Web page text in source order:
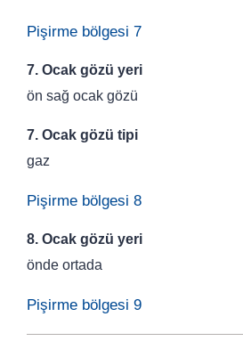
Pişirme bölgesi 7
7. Ocak gözü yeri
ön sağ ocak gözü
7. Ocak gözü tipi
gaz
Pişirme bölgesi 8
8. Ocak gözü yeri
önde ortada
Pişirme bölgesi 9